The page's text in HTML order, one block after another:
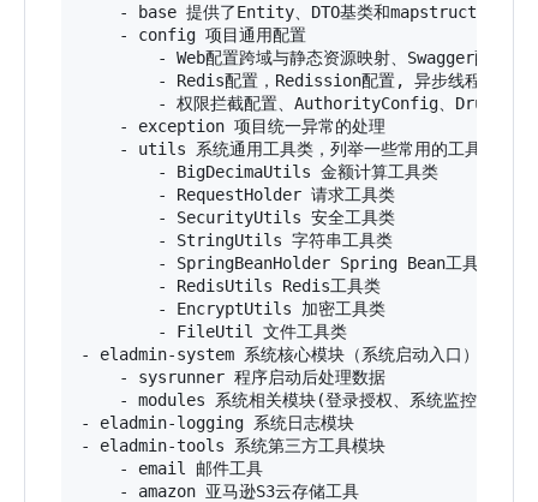
- base 提供了Entity、DTO基类和mapstruct的通用
    - config 项目通用配置
- Web配置跨域与静态资源映射、Swagger配置，
        - Redis配置，Redission配置, 异步线程池配置
- 权限拦截配置、AuthorityConfig、Druid 删
    - exception 项目统一异常的处理
    - utils 系统通用工具类，列举一些常用的工具类
        - BigDecimaUtils 金额计算工具类
        - RequestHolder 请求工具类
        - SecurityUtils 安全工具类
        - StringUtils 字符串工具类
        - SpringBeanHolder Spring Bean工具类
        - RedisUtils Redis工具类
        - EncryptUtils 加密工具类
        - FileUtil 文件工具类
- eladmin-system 系统核心模块（系统启动入口）
    - sysrunner 程序启动后处理数据
- eladmin-logging 系统日志模块
- eladmin-tools 系统第三方工具模块
    - email 邮件工具
    - amazon 亚马逊S3云存储工具